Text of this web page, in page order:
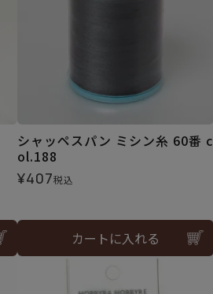
シャッペスパン ミシン糸 60番 c
ol.188
¥407税込
カートに入れる